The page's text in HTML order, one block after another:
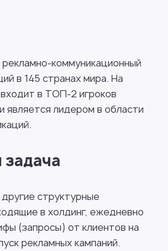
коммуникационный
в 145 странах мира. На
в ТОП-2 игроков
является лидером в области
структурные
в холдинг, ежедневно
(запросы) от клиентов на
рекламных кампаний.